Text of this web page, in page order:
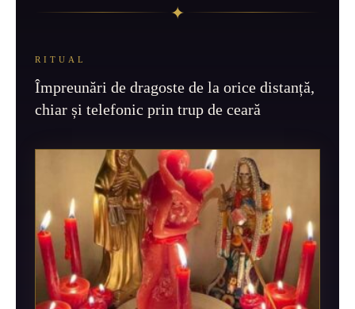
✦
RITUAL
Împreunări de dragoste de la orice distanță,
chiar și telefonic prin trup de ceară